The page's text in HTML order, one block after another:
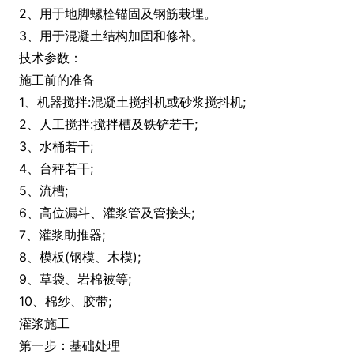
2、用于地脚螺栓锚固及钢筋栽埋。
3、用于混凝土结构加固和修补。
技术参数：
施工前的准备
1、机器搅拌:混凝土搅抖机或砂浆搅抖机;
2、人工搅拌:搅拌槽及铁铲若干;
3、水桶若干;
4、台秤若干;
5、流槽;
6、高位漏斗、灌浆管及管接头;
7、灌浆助推器;
8、模板(钢模、木模);
9、草袋、岩棉被等;
10、棉纱、胶带;
灌浆施工
第一步：基础处理